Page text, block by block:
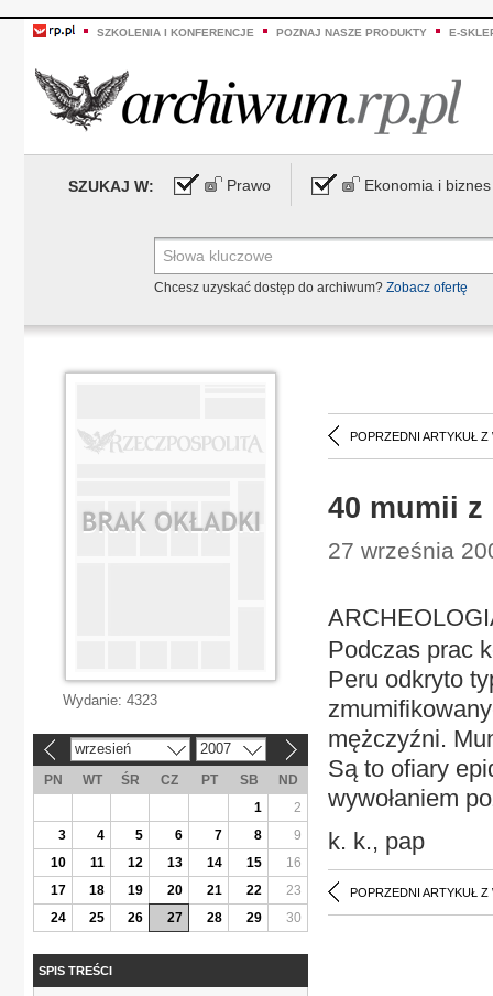
SZKOLENIA I KONFERENCJE POZNAJ NASZE PRODUKTY E-
SZUKAJ W: Prawo Ekonomia i biznes
Chcesz uzyskać dostęp do archiwum? Zobacz ofertę
POPRZEDNI ARTYKUŁ Z
40 mumii z
27 września
Podczas prac
Peru odkryto
mężczyźni.
Są to ofiary
wywołaniem
k. k., pap
POPRZEDNI ARTYKUŁ Z
Wydanie: 4323
wrzesień 2007
PN WT ŚR CZ PT SB
ND
1
2
3
4 5 6 7 8
9
10
11 12 13 14 15
16
17
18 19 20 21 22
23
24
25 26 27 28 29 30
SPIS TREŚCI